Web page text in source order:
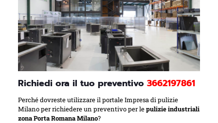
Richiedi ora il tuo preventivo 3662197861
Perché dovreste utilizzare il portale Impresa di pulizie
Milano per richiedere un preventivo per lepulizie industriali
zona Porta Romana Milano?